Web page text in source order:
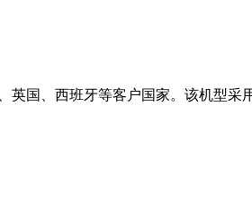
国、西班牙等客户国家。该机型